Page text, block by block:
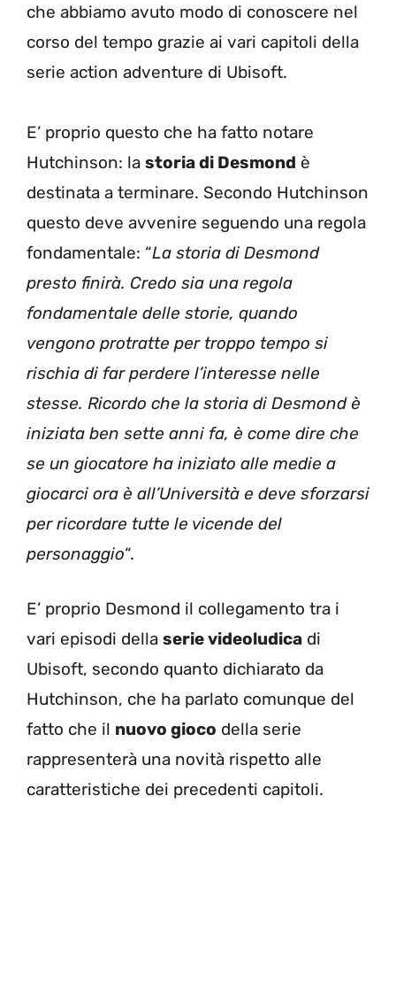
che abbiamo avuto modo di conoscere nel
corso del tempo grazie ai vari capitoli della
serie action adventure di Ubisoft.
E’ proprio questo che ha fatto notare
Hutchinson: la storia di Desmond è
destinata a terminare. Secondo Hutchinson
questo deve avvenire seguendo una regola
fondamentale: “La storia di Desmond
presto finirà. Credo sia una regola
fondamentale delle storie, quando
vengono protratte per troppo tempo si
rischia di far perdere l’interesse nelle
stesse. Ricordo che la storia di Desmond è
iniziata ben sette anni fa, è come dire che
se un giocatore ha iniziato alle medie a
giocarci ora è all’Università e deve sforzarsi
per ricordare tutte le vicende del
personaggio“.
E’ proprio Desmond il collegamento tra i
vari episodi della serie videoludica di
Ubisoft, secondo quanto dichiarato da
Hutchinson, che ha parlato comunque del
fatto che il nuovo gioco della serie
rappresenterà una novità rispetto alle
caratteristiche dei precedenti capitoli.